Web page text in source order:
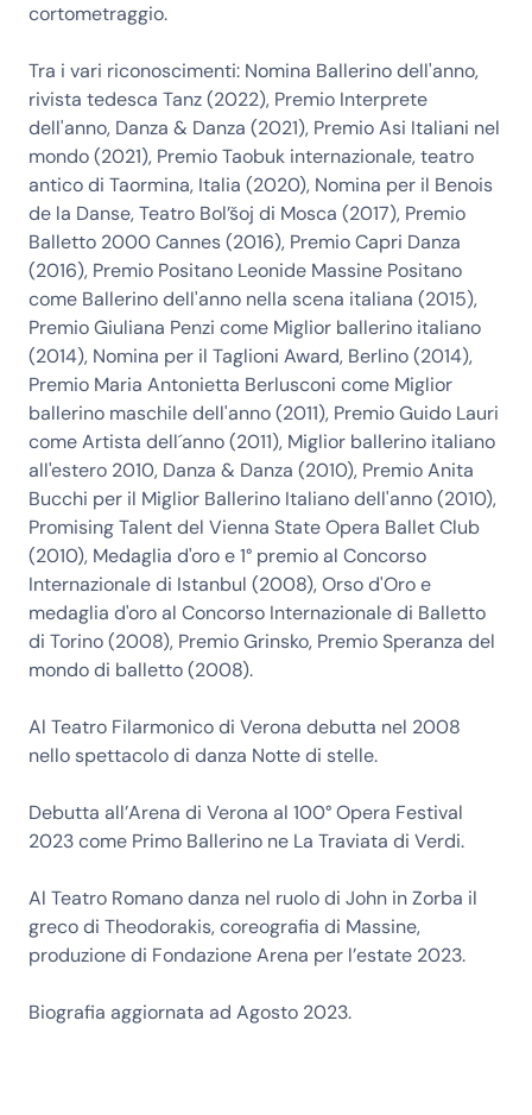
cortometraggio.
Tra i vari riconoscimenti: Nomina Ballerino dell'anno,
rivista tedesca Tanz (2022), Premio Interprete
dell'anno, Danza & Danza (2021), Premio Asi Italiani nel
mondo (2021), Premio Taobuk internazionale, teatro
antico di Taormina, Italia (2020), Nomina per il Benois
de la Danse, Teatro Bol’šoj di Mosca (2017), Premio
Balletto 2000 Cannes (2016), Premio Capri Danza
(2016), Premio Positano Leonide Massine Positano
come Ballerino dell'anno nella scena italiana (2015),
Premio Giuliana Penzi come Miglior ballerino italiano
(2014), Nomina per il Taglioni Award, Berlino (2014),
Premio Maria Antonietta Berlusconi come Miglior
ballerino maschile dell'anno (2011), Premio Guido Lauri
come Artista dell´anno (2011), Miglior ballerino italiano
all'estero 2010, Danza & Danza (2010), Premio Anita
Bucchi per il Miglior Ballerino Italiano dell'anno (2010),
Promising Talent del Vienna State Opera Ballet Club
(2010), Medaglia d'oro e 1° premio al Concorso
Internazionale di Istanbul (2008), Orso d'Oro e
medaglia d'oro al Concorso Internazionale di Balletto
di Torino (2008), Premio Grinsko, Premio Speranza del
mondo di balletto (2008).
Al Teatro Filarmonico di Verona debutta nel 2008
nello spettacolo di danza Notte di stelle.
Debutta all’Arena di Verona al 100° Opera Festival
2023 come Primo Ballerino ne La Traviata di Verdi.
Al Teatro Romano danza nel ruolo di John in Zorba il
greco di Theodorakis, coreografia di Massine,
produzione di Fondazione Arena per l’estate 2023.
Biografia aggiornata ad Agosto 2023.